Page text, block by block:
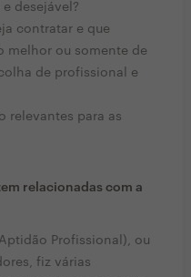
desejável?
contratar e que
melhor ou somente de
de profissional e
relevantes para as
relacionadas com a
Profissional), ou
fiz várias